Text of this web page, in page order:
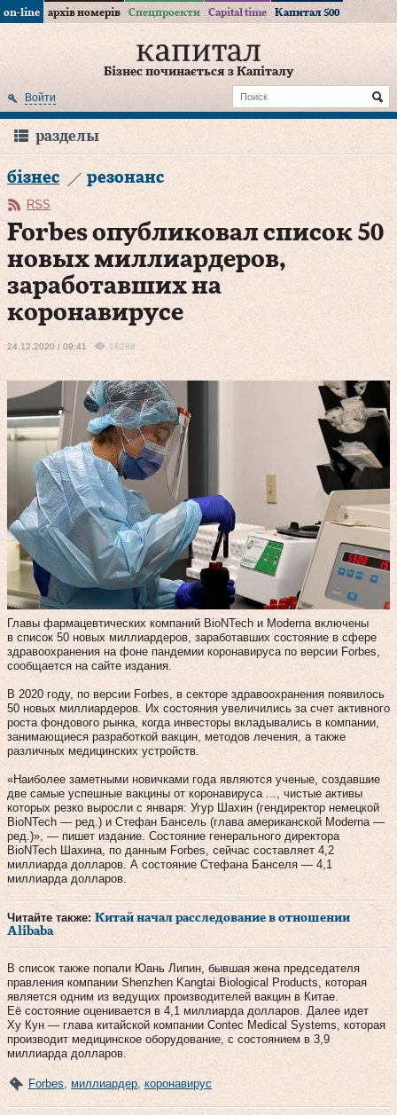
on-line архів номерів Спецпроекти Capital time Капитал 500
Бізнес починається з Капіталу
Войти
разделы
бізнес резонанс
RSS
Forbes опубликовал список 50
новых миллиардеров,
заработавших на
коронавирусе
24.12.2020 / 09:41 16288
Главы фармацевтических компаний BioNTech и Moderna включены
в список 50 новых миллиардеров, заработавших состояние в сфере
здравоохранения на фоне пандемии коронавируса по версии Forbes,
сообщается на сайте издания.
В 2020 году, по версии Forbes, в секторе здравоохранения появилось
50 новых миллиардеров. Их состояния увеличились за счет активного
роста фондового рынка, когда инвесторы вкладывались в компании,
занимающиеся разработкой вакцин, методов лечения, а также
различных медицинских устройств.
«Наиболее заметными новичками года являются ученые, создавшие
две самые успешные вакцины от коронавируса ..., чистые активы
которых резко выросли с января: Угур Шахин (гендиректор немецкой
BioNTech — ред.) и Стефан Бансель (глава американской Moderna —
ред.)», — пишет издание. Состояние генерального директора
BioNTech Шахина, по данным Forbes, сейчас составляет 4,2
миллиарда долларов. А состояние Стефана Банселя — 4,1
миллиарда долларов.
Читайте также: Китай начал расследование в отношении
Alibaba
В список также попали Юань Липин, бывшая жена председателя
правления компании Shenzhen Kangtai Biological Products, которая
является одним из ведущих производителей вакцин в Китае.
Её состояние оценивается в 4,1 миллиарда долларов. Далее идет
Ху Кун — глава китайской компании Contec Medical Systems, которая
производит медицинское оборудование, с состоянием в 3,9
миллиарда долларов.
Forbes миллиардер коронавирус